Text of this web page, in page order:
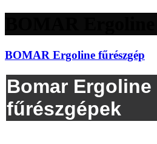
BOMAR Ergoline fűrészgép
Bomar Ergoline
fűrészgépek